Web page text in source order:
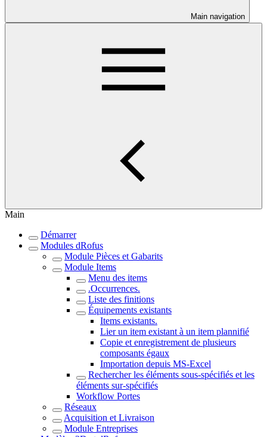
Main navigation
Main
Démarrer
Modules dRofus
Module Pièces et Gabarits
Module Items
Menu des items
.Occurrences.
Liste des finitions
Équipements existants
Items existants.
Lier un item existant à un item plannifié
Copie et enregistrement de plusieurs
composants égaux
Importation depuis MS-Excel
Rechercher les éléments sous-spécifiés et les
éléments sur-spécifiés
Workflow Portes
Réseaux
Acquisition et Livraison
Module Entreprises